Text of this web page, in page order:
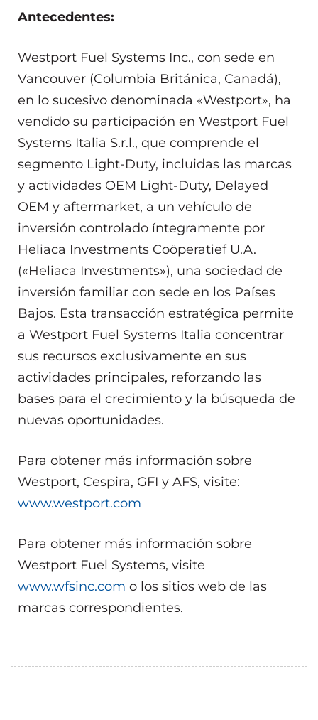
Antecedentes:
Westport Fuel Systems Inc., con sede en
Vancouver (Columbia Británica, Canadá),
en lo sucesivo denominada «Westport», ha
vendido su participación en Westport Fuel
Systems Italia S.r.l., que comprende el
segmento Light-Duty, incluidas las marcas
y actividades OEM Light-Duty, Delayed
OEM y aftermarket, a un vehículo de
inversión controlado íntegramente por
Heliaca Investments Coöperatief U.A.
(«Heliaca Investments»), una sociedad de
inversión familiar con sede en los Países
Bajos. Esta transacción estratégica permite
a Westport Fuel Systems Italia concentrar
sus recursos exclusivamente en sus
actividades principales, reforzando las
bases para el crecimiento y la búsqueda de
nuevas oportunidades.
Para obtener más información sobre
Westport, Cespira, GFI y AFS, visite:
www.westport.com
Para obtener más información sobre
Westport Fuel Systems, visite
www.wfsinc.com o los sitios web de las
marcas correspondientes.